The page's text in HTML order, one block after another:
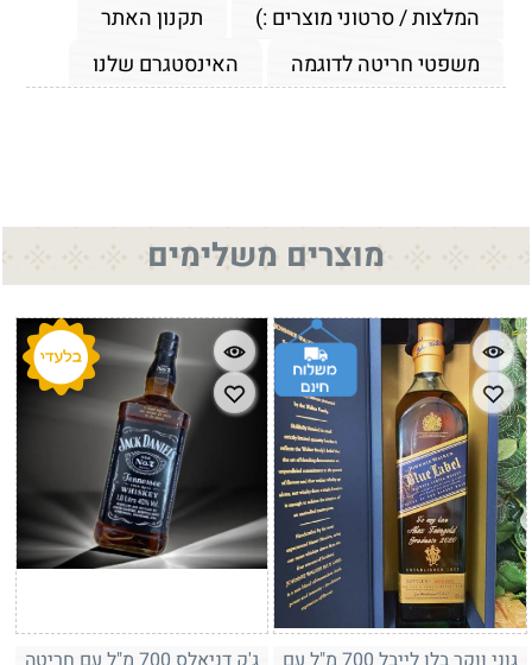
המלצות / סרטוני מוצרים :)
תקנון האתר
משפטי חריטה לדוגמה
האינסטגרם שלנו
מוצרים משלימים